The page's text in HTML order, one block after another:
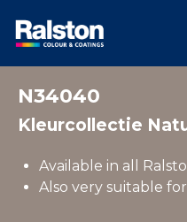
N34040
Kleurcollectie
Available in all
Also very suitable